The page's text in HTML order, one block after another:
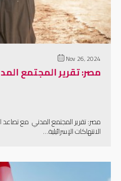
Nov 26, 2024
مصر: تقرير المجتمع
مصر: تقرير المجتمع المدني مع تصاعد
الانتهاكات الإسرائيلية…